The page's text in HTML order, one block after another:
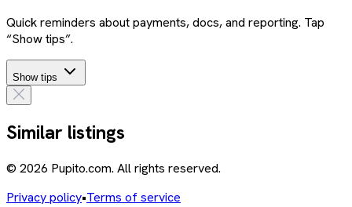
Quick reminders about payments, docs, and reporting. Tap
“Show tips”.
Show tips
Similar listings
© 2026 Pupito.com. All rights reserved.
Privacy policy•Terms of service